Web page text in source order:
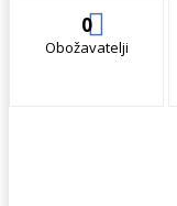
0
Obožavatelji